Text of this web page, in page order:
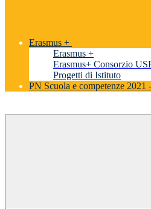
Erasmus +
Erasmus +
Erasmus+ Consorzio
Progetti di Istituto
PN Scuola e competenze 2021